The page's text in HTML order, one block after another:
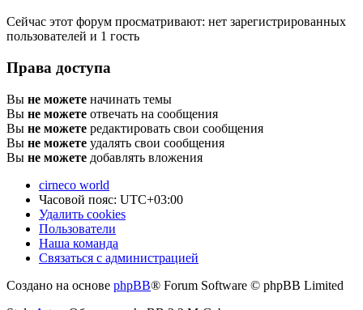
Сейчас этот форум просматривают: нет зарегистрированных
пользователей и 1 гость
Права доступа
Вы не можете начинать темы
Вы не можете отвечать на сообщения
Вы не можете редактировать свои сообщения
Вы не можете удалять свои сообщения
Вы не можете добавлять вложения
cirneco world
Часовой пояс: UTC+03:00
Удалить cookies
Пользователи
Наша команда
Связаться с администрацией
Создано на основе phpBB® Forum Software © phpBB Limited